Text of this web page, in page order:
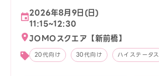
2026年8月9日(日)
11:15~12:30
JOMOスクエア【新前橋】
20代向け 30代向け ハイステータス